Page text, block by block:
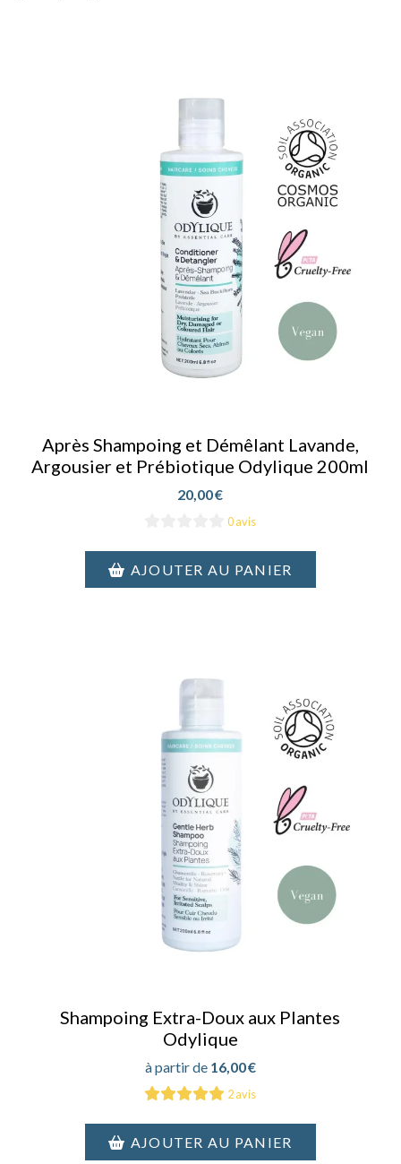
Après Shampoing et Démêlant Lavande,
Argousier et Prébiotique Odylique 200ml
20,00€
0 avis
AJOUTER AU PANIER
Shampoing Extra-Doux aux Plantes
Odylique
16,00€
2 avis
AJOUTER AU PANIER